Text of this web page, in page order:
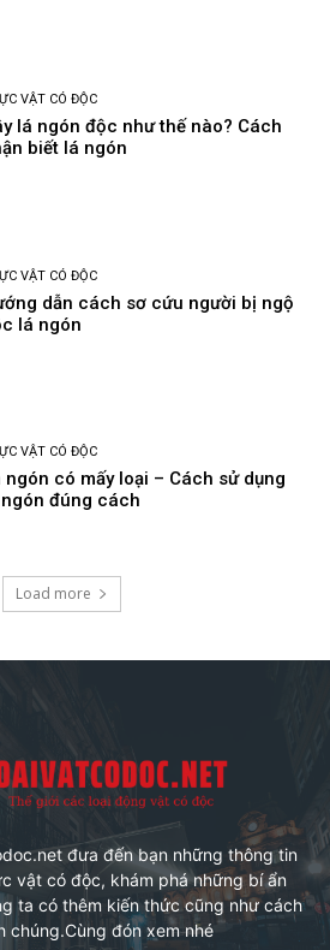
VẬT CÓ ĐỘC
lá ngón độc như thế nào? Cách
biết lá ngón
VẬT CÓ ĐỘC
dẫn cách sơ cứu người bị ngộ
lá ngón
VẬT CÓ ĐỘC
ngón có mấy loại – Cách sử dụng
đúng cách
Load more
đưa đến bạn những thông tin
vật có độc, khám phá những bí ẩn
ta có thêm kiến thức cũng như cách
chúng.Cùng đón xem nhé